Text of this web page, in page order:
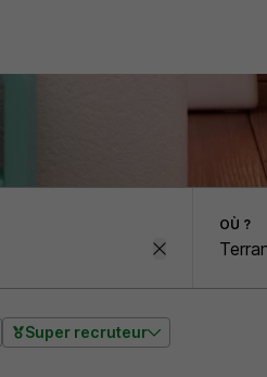
OÙ ?
Super recruteur